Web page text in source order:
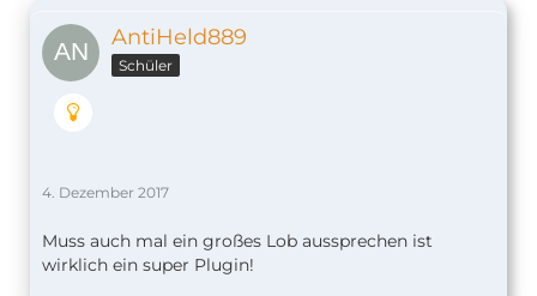
AntiHeld889
Schüler
4. Dezember 2017
Muss auch mal ein großes Lob aussprechen ist
wirklich ein super Plugin!